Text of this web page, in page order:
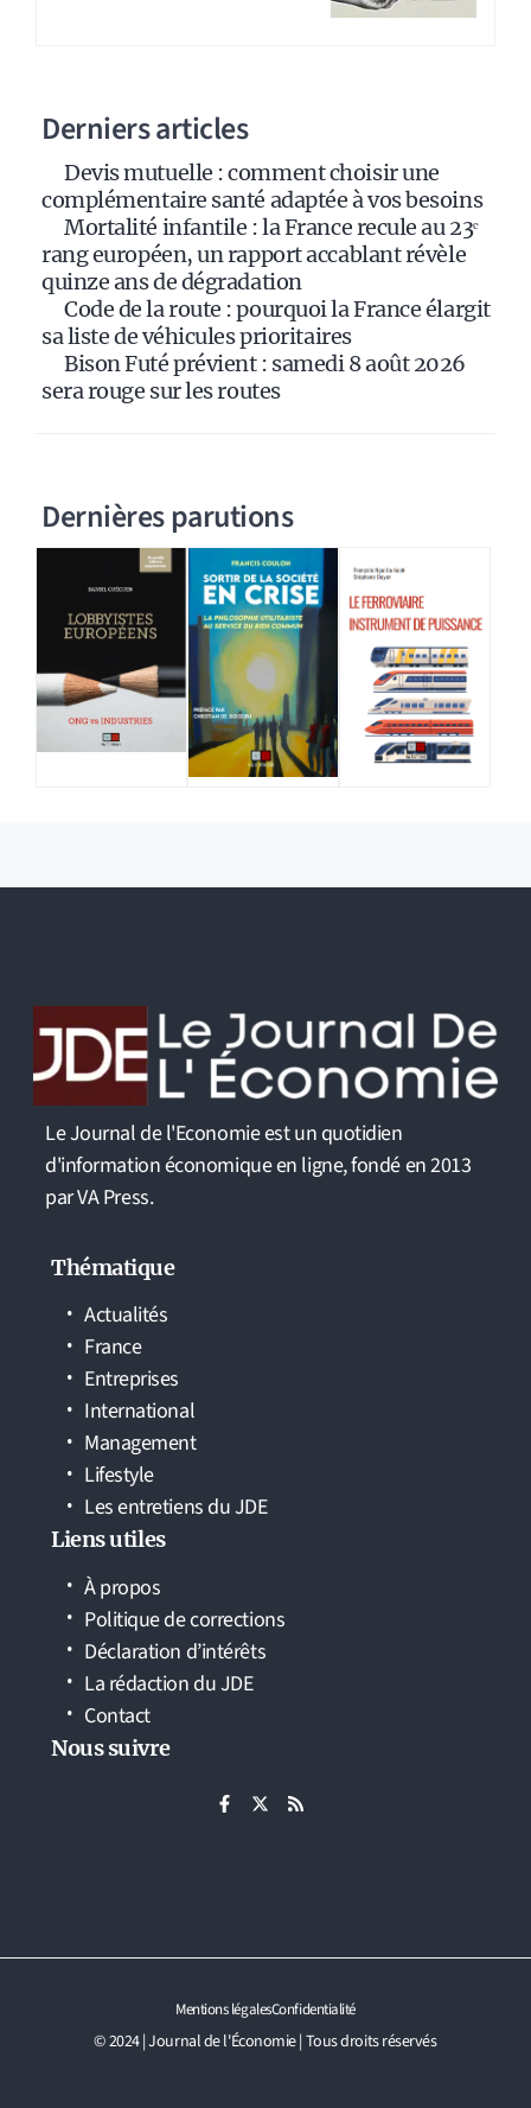
Derniers articles
Devis mutuelle : comment choisir une
complémentaire santé adaptée à vos besoins
Mortalité infantile : la France recule au 23ᵉ
rang européen, un rapport accablant révèle
quinze ans de dégradation
Code de la route : pourquoi la France élargit
sa liste de véhicules prioritaires
Bison Futé prévient : samedi 8 août 2026
sera rouge sur les routes
Dernières parutions
Le Journal de l'Economie est un quotidien
d'information économique en ligne, fondé en 2013
par VA Press.
Thématique
Actualités
France
Entreprises
International
Management
Lifestyle
Les entretiens du JDE
Liens utiles
À propos
Politique de corrections
Déclaration d’intérêts
La rédaction du JDE
Contact
Nous suivre
© 2024 | Journal de l'Économie | Tous droits réservés
Mentions légalesConfidentialité